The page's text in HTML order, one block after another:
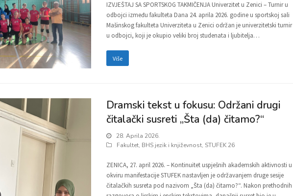
IZVJEŠTAJ SA SPORTSKOG TAKMIČENJA Univerzitet u Zenici – Turnir u
odbojci između fakulteta Dana 24. aprila 2026. godine u sportskoj sali
Mašinskog fakulteta Univerziteta u Zenici održan je univerzitetski turnir
u odbojci, koji je okupio veliki broj studenata i ljubitelja…
Više
Dramski tekst u fokusu: Održani drugi
čitalački susreti „Šta (da) čitamo?“
28. Aprila 2026.
Fakultet, BHS jezik i književnost, STUFEK 26
ZENICA, 27. april 2026. – Kontinuitet uspješnih akademskih aktivnosti u
okviru manifestacije STUFEK nastavljen je održavanjem druge sesije
čitalačkih susreta pod nazivom „Šta (da) čitamo?“. Nakon prethodnih